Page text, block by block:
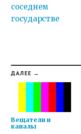
соседнем
государстве
ДАЛЕЕ →
Вещатели и
каналы